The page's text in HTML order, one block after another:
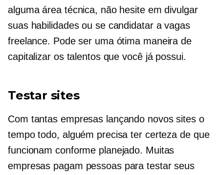
alguma área técnica, não hesite em divulgar
suas habilidades ou se candidatar a vagas
freelance. Pode ser uma ótima maneira de
capitalizar os talentos que você já possui.
Testar sites
Com tantas empresas lançando novos sites o
tempo todo, alguém precisa ter certeza de que
funcionam conforme planejado. Muitas
empresas pagam pessoas para testar seus